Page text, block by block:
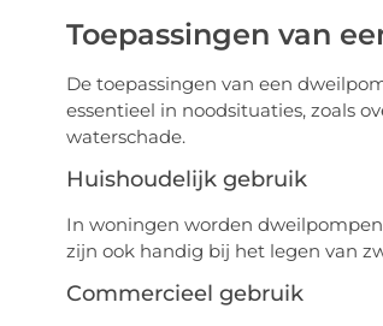
Toepassingen van
De toepassingen van een
essentieel in noodsituaties, zoals
waterschade.
Huishoudelijk gebruik
In woningen worden
zijn ook handig bij het legen van
Commercieel gebruik